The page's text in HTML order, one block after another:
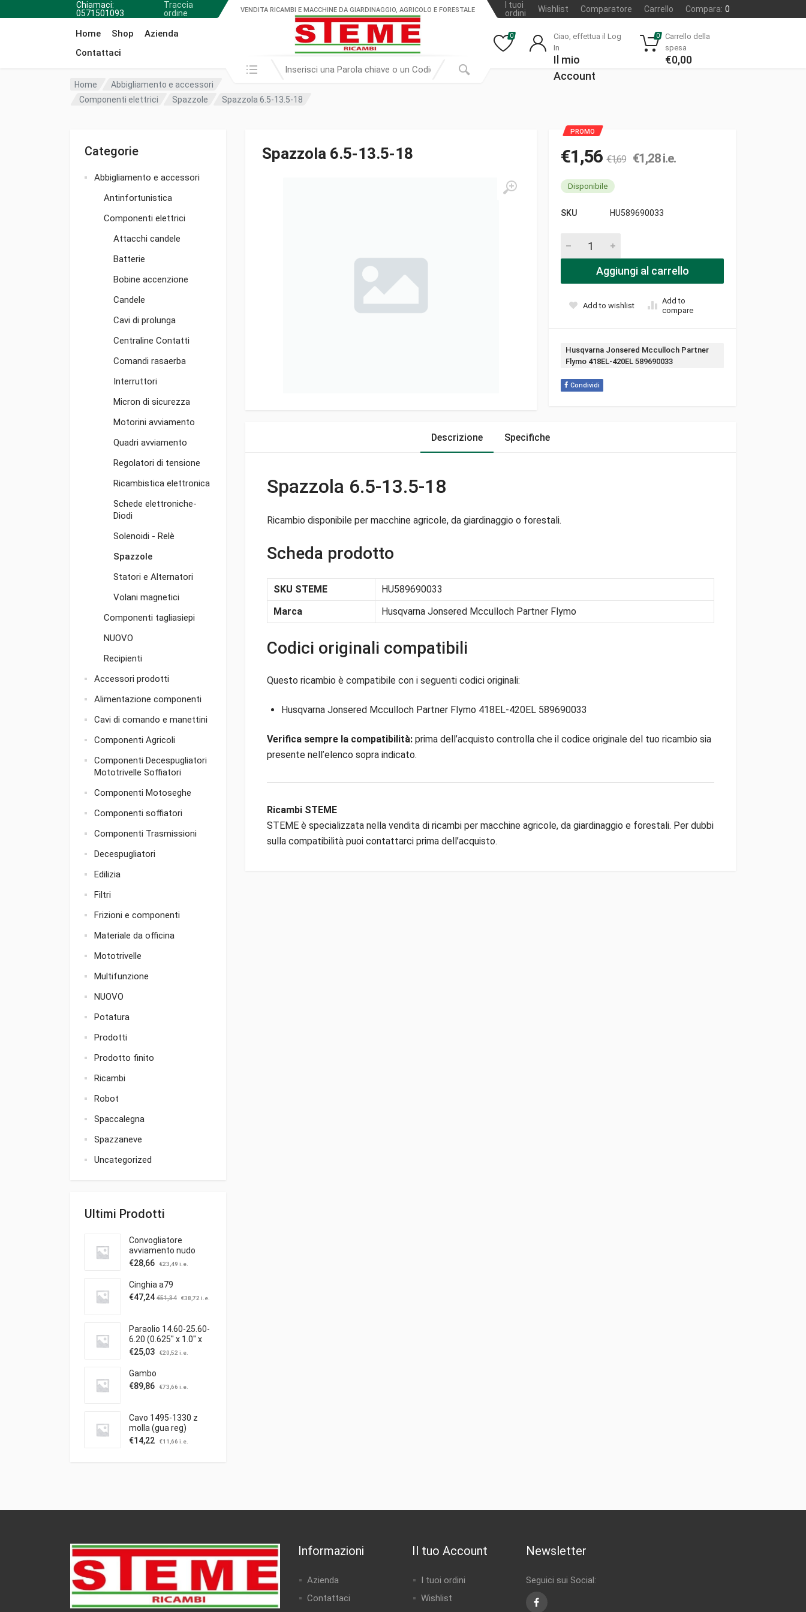
Chiamaci:
0571501093
Traccia
ordine
I tuoi
ordini
Wishlist Comparatore Carrello Compara: 0
Home Shop
Azienda
Contattaci
VENDITA RICAMBI E MACCHINE DA GIARDINAGGIO, AGRICOLO E FORESTALE
Cerca in:
0
Ciao, effettua il Log
In
Il mio
Account
0
Carrello della
spesa
€0,00
Home
Abbigliamento e accessori
Componenti elettrici
Spazzole Spazzola 6.5-13.5-18
Categorie
Abbigliamento e accessori
Antinfortunistica
Componenti elettrici
Attacchi candele
Batterie
Bobine accenzione
Candele
Cavi di prolunga
Centraline Contatti
Comandi rasaerba
Interruttori
Micron di sicurezza
Motorini avviamento
Quadri avviamento
Regolatori di tensione
Ricambistica elettronica
Schede elettroniche-
Diodi
Solenoidi - Relè
Spazzole
Statori e Alternatori
Volani magnetici
Componenti tagliasiepi
NUOVO
Recipienti
Accessori prodotti
Alimentazione componenti
Cavi di comando e manettini
Componenti Agricoli
Componenti Decespugliatori
Mototrivelle Soffiatori
Componenti Motoseghe
Componenti soffiatori
Componenti Trasmissioni
Decespugliatori
Edilizia
Filtri
Frizioni e componenti
Materiale da officina
Mototrivelle
Multifunzione
NUOVO
Potatura
Prodotti
Prodotto finito
Ricambi
Robot
Spaccalegna
Spazzaneve
Uncategorized
Ultimi Prodotti
Convogliatore
avviamento nudo
€28,66 €23,49 i.e.
Cinghia a79
€47,24 €51,34 €38,72 i.e.
Paraolio 14.60-25.60-
6.20 (0.625'' x 1.0'' x
0.25'')
€25,03 €20,52 i.e.
Gambo
€89,86 €73,66 i.e.
Cavo 1495-1330 z
molla (gua reg)
trazione
€14,22 €11,66 i.e.
Spazzola 6.5-13.5-18 €1,56 €1,69 €1,28i.e.
Disponibile
SKU HU589690033
Aggiungi al carrello
Add to wishlist
Add to
compare
Tag:
Husqvarna Jonsered Mcculloch Partner
Flymo 418EL-420EL 589690033
Condividi
Descrizione Specifiche
Spazzola 6.5-13.5-18
Ricambio disponibile per macchine agricole, da giardinaggio o forestali.
Scheda prodotto
SKU STEME
HU589690033
Marca
Husqvarna Jonsered Mcculloch Partner Flymo
Codici originali compatibili
Questo ricambio è compatibile con i seguenti codici originali:
Husqvarna Jonsered Mcculloch Partner Flymo 418EL-420EL 589690033
Verifica sempre la compatibilità: prima dell’acquisto controlla che il codice originale del tuo ricambio sia
presente nell’elenco sopra indicato.
Ricambi STEME
STEME è specializzata nella vendita di ricambi per macchine agricole, da giardinaggio e forestali. Per dubbi
sulla compatibilità puoi contattarci prima dell’acquisto.
Informazioni
Azienda
Contattaci
Il tuo Account
I tuoi ordini
Wishlist
Newsletter
Seguici sui Social:
Facebook